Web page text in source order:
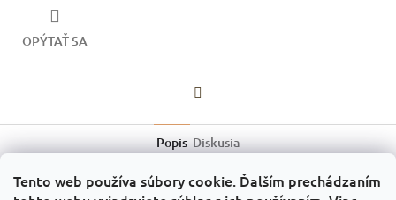
Tento web používa súbory cookie. Ďalším prechádzaním
OPÝTAŤ SA
Popis Diskusia